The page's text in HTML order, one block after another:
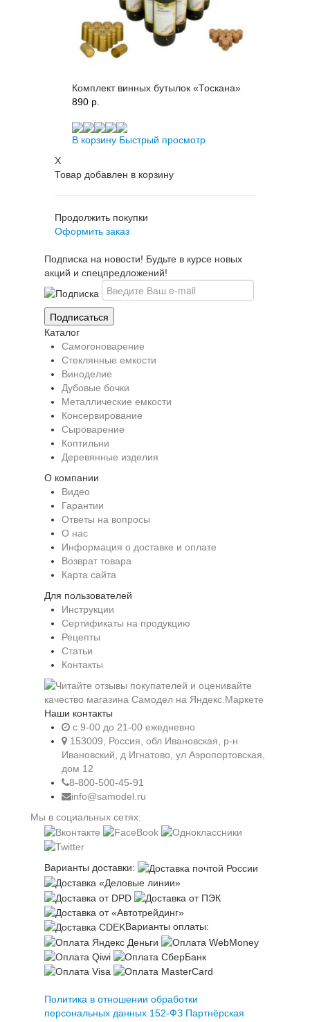
Комплект винных бутылок «Тоскана»
890 p.
В корзину Быстрый просмотр
X
Товар добавлен в корзину
Продолжить покупки
Оформить заказ
Подписка на новости! Будьте в курсе новых
акций и спецпредложений!
Каталог
Самогоноварение
Стеклянные емкости
Виноделие
Дубовые бочки
Металлические емкости
Консервирование
Сыроварение
Коптильни
Деревянные изделия
О компании
Видео
Гарантии
Ответы на вопросы
О нас
Информация о доставке и оплате
Возврат товара
Карта сайта
Для пользователей
Инструкции
Сертификаты на продукцию
Рецепты
Статьи
Контакты
Наши контакты
c 9-00 до 21-00 ежедневно
153009, Россия, обл Ивановская, р-н
Ивановский, д Игнатово, ул Аэропортовская,
дом 12
8-800-500-45-91
info@samodel.ru
Мы в социальных сетях:
Варианты доставки:
Варианты оплаты:
Политика в отношении обработки
персональных данных 152-ФЗ Партнёрская